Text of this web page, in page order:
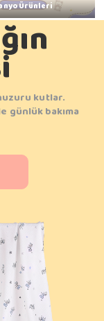
Ürünleri
kutlar.
günlük bakıma